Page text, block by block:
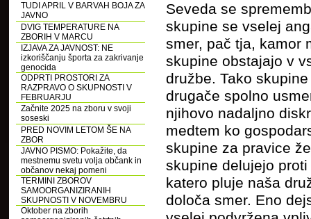
TUDI APRIL V BARVAH BOJA ZA
JAVNO
DVIG TEMPERATURE NA
ZBORIH V MARCU
IZJAVA ZA JAVNOST: NE
izkoriščanju športa za zakrivanje
genocida
ODPRTI PROSTORI ZA
RAZPRAVO O SKUPNOSTI V
FEBRUARJU
Začnite 2025 na zboru v svoji
soseski
PRED NOVIM LETOM ŠE NA
ZBOR
JAVNO PISMO: Pokažite, da
mestnemu svetu volja občank in
občanov nekaj pomeni
TERMINI ZBOROV
SAMOORGANIZIRANIH
SKUPNOSTI V NOVEMBRU
Oktober na zborih
Seveda se
skupine se vselej
smer, pač tja, kamor
skupine obstajajo v
družbe. Tako
drugače spolno
njihovo nadaljno
medtem ko
skupine za pravice
skupine delujejo
katero pluje naša
določa smer. Eno